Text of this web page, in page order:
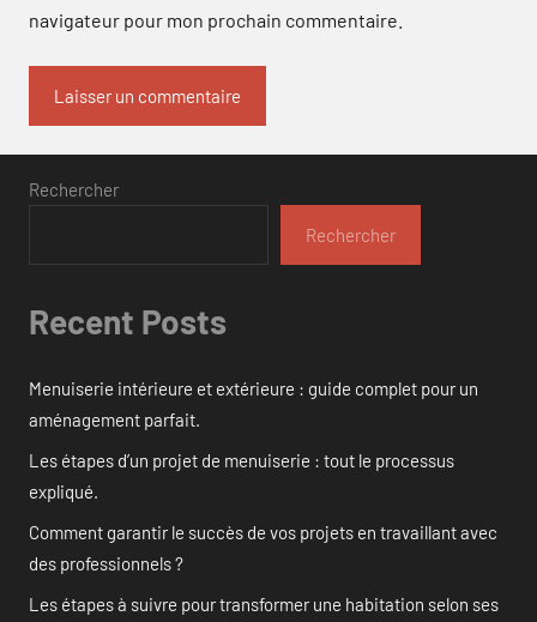
navigateur pour mon prochain commentaire.
Rechercher
Rechercher
Recent Posts
Menuiserie intérieure et extérieure : guide complet pour un
aménagement parfait.
Les étapes d’un projet de menuiserie : tout le processus
expliqué.
Comment garantir le succès de vos projets en travaillant avec
des professionnels ?
Les étapes à suivre pour transformer une habitation selon ses